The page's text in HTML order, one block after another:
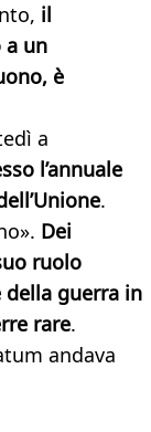
il
a un
è
a
l’annuale
.
Dei
ruolo
guerra in
rare.
andava